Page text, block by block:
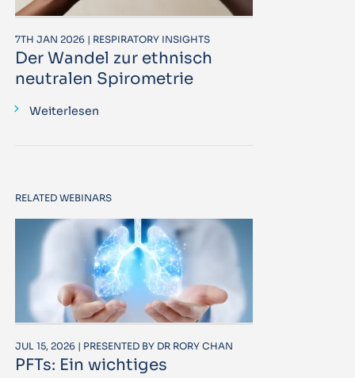
7TH JAN 2026 | RESPIRATORY INSIGHTS
Der Wandel zur ethnisch
neutralen Spirometrie
Weiterlesen
RELATED WEBINARS
JUL 15, 2026 | PRESENTED BY DR RORY CHAN
PFTs: Ein wichtiges